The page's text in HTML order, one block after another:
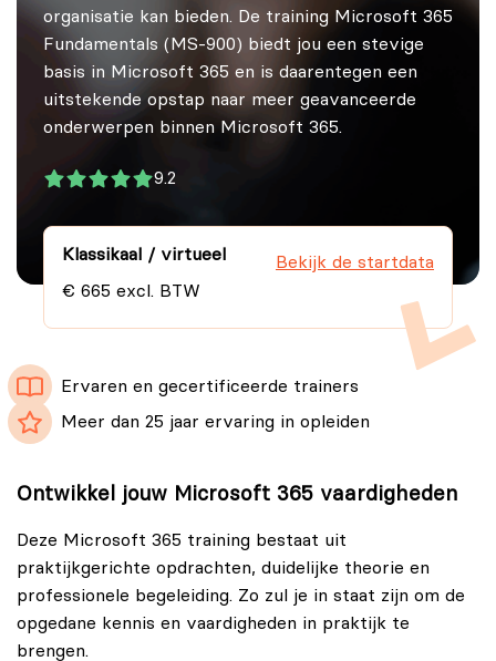
organisatie kan bieden. De training Microsoft 365
Fundamentals (MS-900) biedt jou een stevige
basis in Microsoft 365 en is daarentegen een
uitstekende opstap naar meer geavanceerde
onderwerpen binnen Microsoft 365.
9.2
Klassikaal / virtueel
€ 665 excl. BTW
Bekijk de startdata
Ervaren en gecertificeerde trainers
Meer dan 25 jaar ervaring in opleiden
Ontwikkel jouw Microsoft 365 vaardigheden
Deze Microsoft 365 training bestaat uit
praktijkgerichte opdrachten, duidelijke theorie en
professionele begeleiding. Zo zul je in staat zijn om de
opgedane kennis en vaardigheden in praktijk te
brengen.